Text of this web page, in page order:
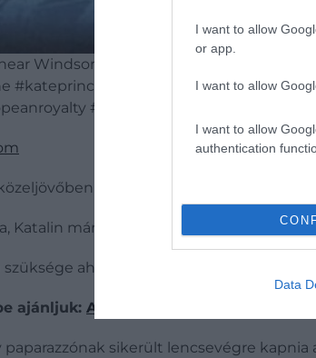
I want to allow
or app.
I want to allow
I want to allow
authentication
Data
Windsor Castle with her mother
#kateprincessofwales
#europeroyals"
egy könyvet is megjelentet
Katalin már javarészt visszatért a régi
ahhoz, hogy újra tökéletes
ajánljuk: A királyi családban még a
paparazzónak sikerült lencsevégre